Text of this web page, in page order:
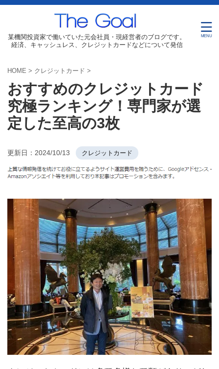
某機関投資家で働いていた元会社員・現経営者のブログです。
経済、キャッシュレス、クレジットカードなどについて発信
HOME > クレジットカード >
おすすめのクレジットカード
究極ランキング！専門家が選
定した至高の3枚
更新日： 2024/10/13 クレジットカード